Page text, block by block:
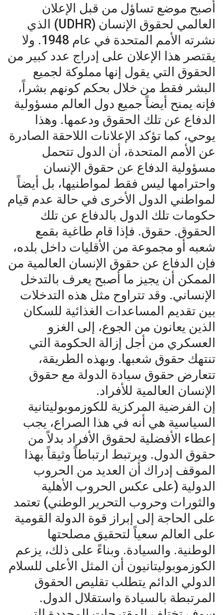
أصبح موضع تساؤل من قبل الإعلان
العالمي لحقوق الإنسان (UDHR) الذي
نشرته الأمم المتحدة في عام 1948. ولا
يقتصر هذا الإعلان على إدراج عدد كبير من
الحقوق التي يقول إنها مملوكة لجميع
البشر فقط من خلال بحكم كونهم بشراً،
فإنه يمنح أيضاً جميع دول العالم مسؤولية
الدفاع عن تلك الحقوق ودعمها. وهذا
يوحي، كما تؤكد الإعلانات اللاحقة الصادرة
عن الأمم المتحدة، أن الدول تتحمل
مسؤولية الدفاع عن حقوق الإنسان
واحترامها ليس فقط لمواطنيها، بل أيضاً
لمواطني الدول الأخرى في حالة عدم قيام
حكومات تلك الدول بالدفاع عن تلك
الحقوق. حقوق. فإذا قام طاغية بقمع
شعبه أو مجموعة من الأقليات داخل بلده،
فإن الدفاع عن حقوق الإنسان العالمية من
الممكن أن يجيز ما أصبح يعرف بالتدخل
الإنساني. وقد تتراوح مثل هذه التدخلات
بين تقديم المساعدات الغذائية للسكان
الذين يعانون من الجوع، إلى الغزو
العسكري من أجل إزالة الحكومة التي
تنتهك حقوق شعبها. وبهذه الطريقة،
تتعارض حقوق سيادة الدولة مع حقوق
الإنسان العالمية للأفراد.
إن الفرضية المركزية للكوزموبوليتانية
السياسية هي أنه في هذا الصراع، يجب
إعطاء الأفضلية لحقوق الأفراد بدلاً من
حقوق الدول. ويرتبط ارتباطاً وثيقاً بهذا
الموقف إدراك أن العديد من الحروب
الدولية (على عكس الحروب الأهلية
والثورات وحروب التحرير الوطني) تعتمد
على الحاجة إلى إبراز قوة الدولة القومية
على العالم سعياً لتحقيق مصلحتها
الوطنية. والسيادة. وبناءً على ذلك، يزعم
الكوزموبوليتانيون أن المثل الأعلى للسلام
الدولي الدائم يتطلب تقليص الحقوق
المرتبطة بالسيادة واستقلال الدول.